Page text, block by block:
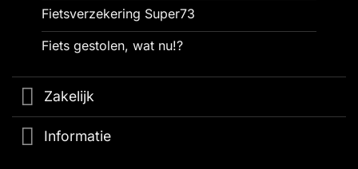
Fietsverzekering Super73
Fiets gestolen, wat nu!?
Zakelijk
Informatie